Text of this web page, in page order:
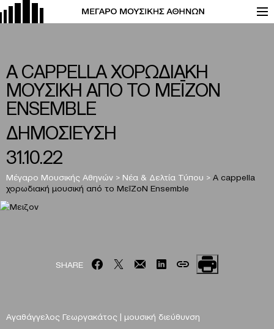
Α CAPPELLA ΧΟΡΩΔΙΑΚΗ
ΜΟΥΣΙΚΗ ΑΠΟ ΤΟ ΜΕĪZOΝ
ENSEMBLE
ΔΗΜΟΣΙΕΥΣΗ
31.10.22
Μέγαρο Μουσικής Αθηνών > Νέα & Δελτία Τύπου > Α cappella
χορωδιακή μουσική από το ΜεīZoΝ Ensemble
SHARE
Αγαθάγγελος Γεωργακάτος | μουσική διεύθυνση